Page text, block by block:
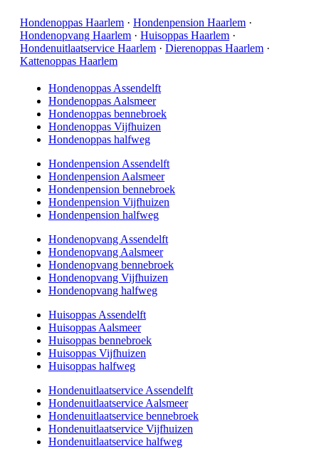
Hondenoppas Haarlem · Hondenpension Haarlem ·
Hondenopvang Haarlem · Huisoppas Haarlem ·
Hondenuitlaatservice Haarlem · Dierenoppas Haarlem ·
Kattenoppas Haarlem
Hondenoppas Assendelft
Hondenoppas Aalsmeer
Hondenoppas bennebroek
Hondenoppas Vijfhuizen
Hondenoppas halfweg
Hondenpension Assendelft
Hondenpension Aalsmeer
Hondenpension bennebroek
Hondenpension Vijfhuizen
Hondenpension halfweg
Hondenopvang Assendelft
Hondenopvang Aalsmeer
Hondenopvang bennebroek
Hondenopvang Vijfhuizen
Hondenopvang halfweg
Huisoppas Assendelft
Huisoppas Aalsmeer
Huisoppas bennebroek
Huisoppas Vijfhuizen
Huisoppas halfweg
Hondenuitlaatservice Assendelft
Hondenuitlaatservice Aalsmeer
Hondenuitlaatservice bennebroek
Hondenuitlaatservice Vijfhuizen
Hondenuitlaatservice halfweg